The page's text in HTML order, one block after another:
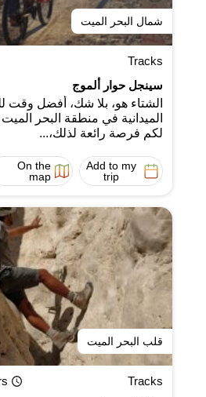
شمال البحر الميت
Tracks
سينجل حوار ألموج
الشتاء هو، بلا شك، أفضل وقت
الميدانية في منطقة البحر
لكم فرصة رائعة لذلك،...
Add to my
trip
On the
map
قلب البحر الميت
Tracks